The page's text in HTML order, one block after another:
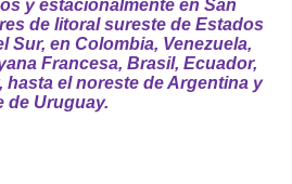
y estacionalmente en San
de litoral sureste de Estados
Sur, en Colombia, Venezuela,
Francesa, Brasil, Ecuador,
hasta el noreste de Argentina y
de Uruguay.